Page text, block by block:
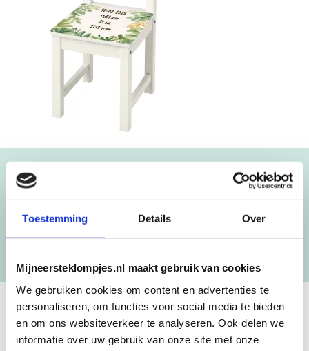
Toestemming Details Over
Mijneersteklompjes.nl maakt gebruik van cookies
We gebruiken cookies om content en advertenties te
personaliseren, om functies voor social media te bieden
en om ons websiteverkeer te analyseren. Ook delen we
informatie over uw gebruik van onze site met onze
Blijf op de hoogte!
NIEUWSBRIEF
GEBOORTEKLOMPJES EN
KRAAMCADEAU MET NAAM